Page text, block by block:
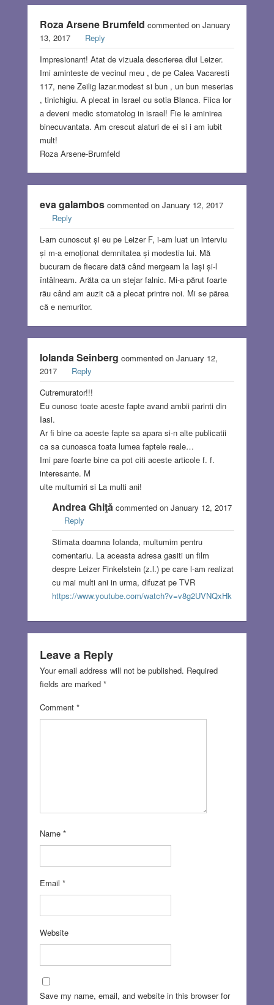
Roza Arsene Brumfeld commented on January
13, 2017
Reply
Impresionant! Atat de vizuala descrierea dlui Leizer.
Imi aminteste de vecinul meu , de pe Calea Vacaresti
117, nene Zeilig lazar.modest si bun , un bun meserias
, tinichigiu. A plecat in Israel cu sotia Blanca. Fiica lor
a deveni medic stomatolog in israel! Fie le aminirea
binecuvantata. Am crescut alaturi de ei si i am iubit
mult!
Roza Arsene-Brumfeld
eva galamboscommented on January 12, 2017
Reply
L-am cunoscut și eu pe Leizer F, i-am luat un interviu
și m-a emoționat demnitatea și modestia lui. Mă
bucuram de fiecare dată când mergeam la Iași și-l
întâlneam. Arăta ca un stejar falnic. Mi-a părut foarte
rău când am auzit că a plecat printre noi. Mi se părea
că e nemuritor.
Iolanda Seinberg commented on January 12,
2017
Reply
Cutremurator!!!
Eu cunosc toate aceste fapte avand ambii parinti din
Iasi.
Ar fi bine ca aceste fapte sa apara si-n alte publicatii
ca sa cunoasca toata lumea faptele reale…
Imi pare foarte bine ca pot citi aceste articole f. f.
interesante. M
ulte multumiri si La multi ani!
Andrea Ghiţă commented on January 12, 2017
Reply
Stimata doamna Iolanda, multumim pentru
comentariu. La aceasta adresa gasiti un film
despre Leizer Finkelstein (z.l.) pe care l-am realizat
cu mai multi ani in urma, difuzat pe TVR
https://www.youtube.com/watch?v=v8g2UVNQxHk
Leave a Reply
Your email address will not be published. Required
fields are marked *
Comment *
Name *
Email *
Website
Save my name, email, and website in this browser for